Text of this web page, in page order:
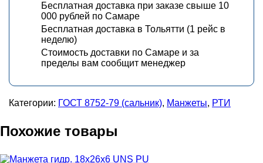
Бесплатная доставка при заказе свыше 10
000 рублей по Самаре
Бесплатная доставка в Тольятти (1 рейс в
неделю)
Стоимость доставки по Самаре и за
пределы вам сообщит менеджер
Категории: ГОСТ 8752-79 (сальник), Манжеты, РТИ
Похожие товары